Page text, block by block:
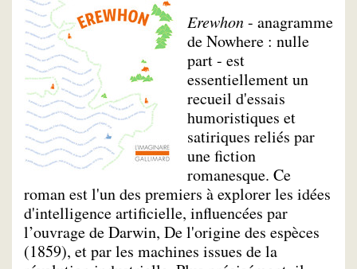
Erewhon- anagramme
de Nowhere : nulle
part - est
essentiellement un
recueil d'essais
humoristiques et
satiriques reliés par
une fiction
romanesque. Ce
roman est l'un des premiers à explorer les idées
d'intelligence artificielle, influencées par
l’ouvrage de Darwin, De l'origine des espèces
(1859), et par les machines issues de la